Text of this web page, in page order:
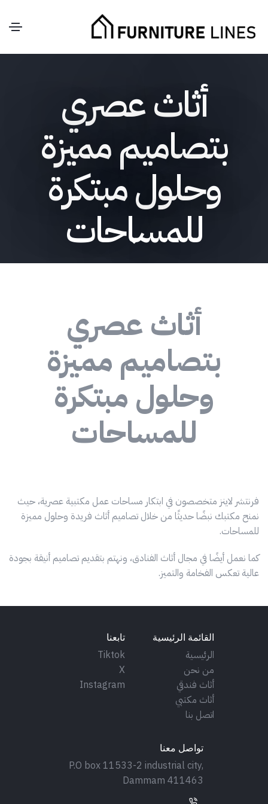
أثاث عصري
بتصاميم مميزة
وحلول مبتكرة
للمساحات
أثاث عصري
بتصاميم مميزة
وحلول مبتكرة
للمساحات
فرنتشر لاينز متخصصون في ابتكار مساحات عمل مكتبية عصرية، حيث
نمنح مكتبك نبضًا حديثًا من خلال تصاميم أثاث فريدة وحلول مميزة
للمساحات.
كما نعمل أيضًا في مجال أثاث الفنادق، ونهتم بتقديم تصاميم أنيقة بجودة
عالية تعكس الفخامة والتميز.
القائمة الرئيسية
الرئيسية
من نحن
أثاث فندقي
أثاث مكتبي
اتصل بنا
تابعنا
Tiktok
X
Instagram
تواصل معنا
P.O box 11533-2 industrial city,
Dammam 411463